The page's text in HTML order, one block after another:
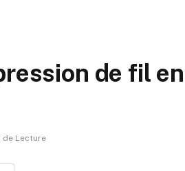
de fil en
de Lecture